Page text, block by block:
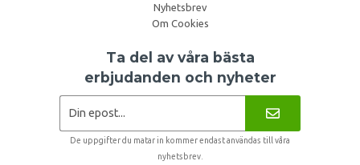
Nyhetsbrev
Om Cookies
Ta del av våra bästa
erbjudanden och nyheter
De uppgifter du matar in kommer endast användas till våra
nyhetsbrev.